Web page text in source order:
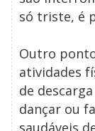
só triste, é
Outro
atividades
de
dançar ou
saudáveis